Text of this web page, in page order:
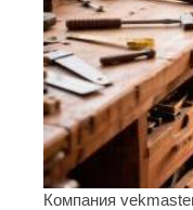
Компания